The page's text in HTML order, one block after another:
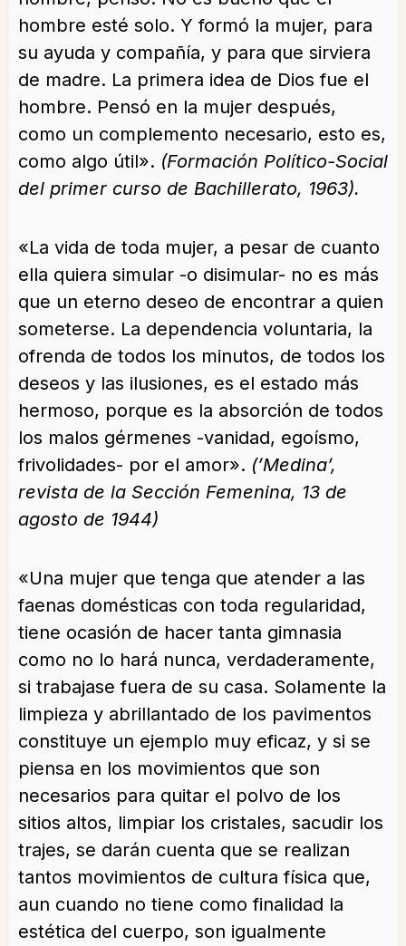
hombre esté solo. Y formó la mujer, para
su ayuda y compañía, y para que sirviera
de madre. La primera idea de Dios fue el
hombre. Pensó en la mujer después,
como un complemento necesario, esto es,
como algo útil». (Formación Político-Social
del primer curso de Bachillerato, 1963).
«La vida de toda mujer, a pesar de cuanto
ella quiera simular -o disimular- no es más
que un eterno deseo de encontrar a quien
someterse. La dependencia voluntaria, la
ofrenda de todos los minutos, de todos los
deseos y las ilusiones, es el estado más
hermoso, porque es la absorción de todos
los malos gérmenes -vanidad, egoísmo,
frivolidades- por el amor». (’Medina’,
revista de la Sección Femenina, 13 de
agosto de 1944)
«Una mujer que tenga que atender a las
faenas domésticas con toda regularidad,
tiene ocasión de hacer tanta gimnasia
como no lo hará nunca, verdaderamente,
si trabajase fuera de su casa. Solamente la
limpieza y abrillantado de los pavimentos
constituye un ejemplo muy eficaz, y si se
piensa en los movimientos que son
necesarios para quitar el polvo de los
sitios altos, limpiar los cristales, sacudir los
trajes, se darán cuenta que se realizan
tantos movimientos de cultura física que,
aun cuando no tiene como finalidad la
estética del cuerpo, son igualmente